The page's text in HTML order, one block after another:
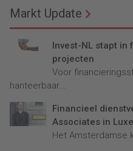
Markt Update
Invest-NL stapt in
projecten
Voor
hanteerbaar...
Financieel
Associates in
Het Amsterdamse